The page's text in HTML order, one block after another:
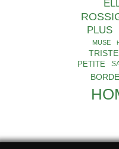
PLUS
MUSE
TRISTE
PETITE